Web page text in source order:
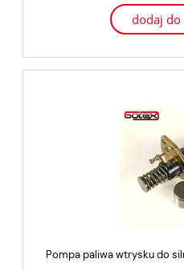
dodaj do
Pompa paliwa wtrysku do